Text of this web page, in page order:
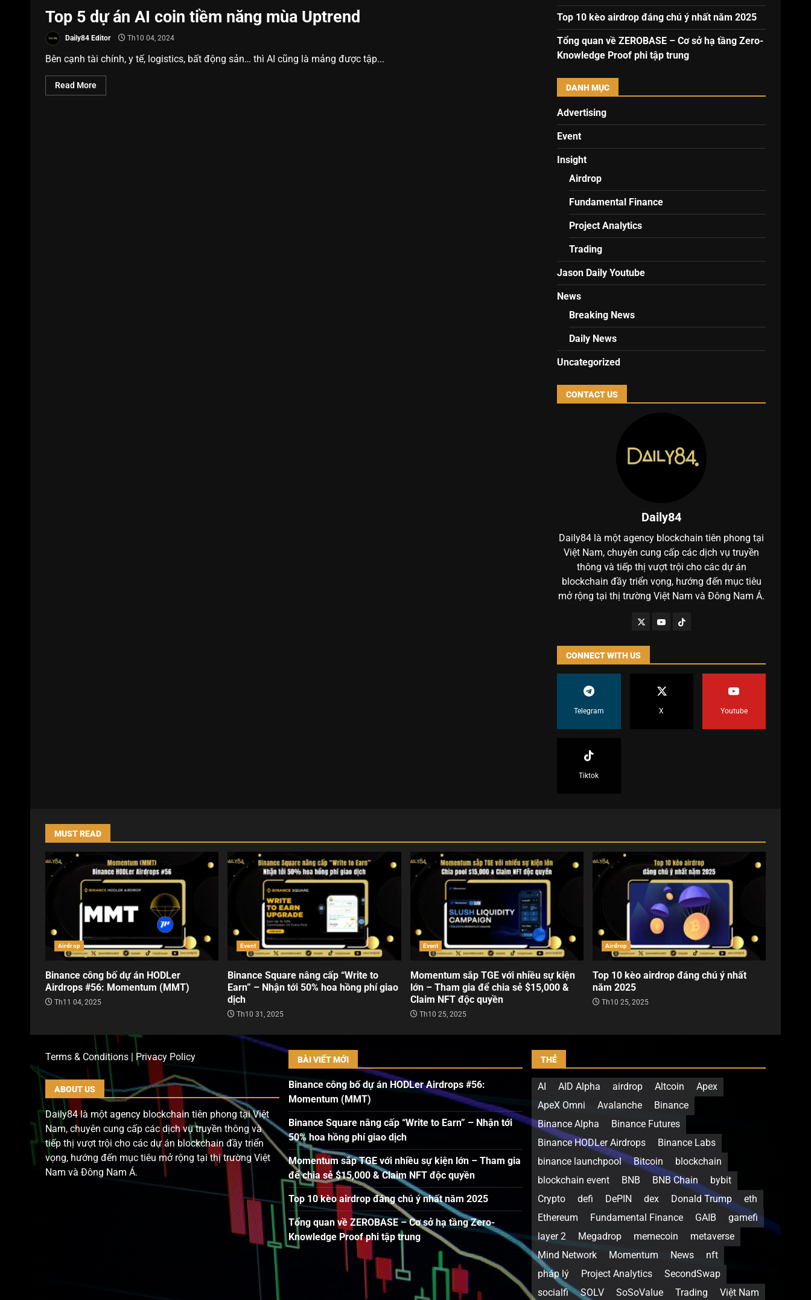
Top 5 dự án AI coin tiềm năng mùa Uptrend
Daily84 Editor Th10 04, 2024
Bên cạnh tài chính, y tế, logistics, bất động sản… thì AI cũng là mảng được tập...
Read More
Top 10 kèo airdrop đáng chú ý nhất năm 2025
Tổng quan về ZEROBASE – Cơ sở hạ tầng Zero-
Knowledge Proof phi tập trung
DANH MỤC
Advertising
Event
Insight
Airdrop
Fundamental Finance
Project Analytics
Trading
Jason Daily Youtube
News
Breaking News
Daily News
Uncategorized
CONTACT US
Daily84
Daily84 là một agency blockchain tiên phong tại
Việt Nam, chuyên cung cấp các dịch vụ truyền
thông và tiếp thị vượt trội cho các dự án
blockchain đầy triển vọng, hướng đến mục tiêu
mở rộng tại thị trường Việt Nam và Đông Nam Á.
CONNECT WITH US
Telegram X Youtube
Tiktok
MUST READ
Airdrop
Binance công bố dự án HODLer
Airdrops #56: Momentum (MMT)
Th11 04, 2025
Event
Binance Square nâng cấp “Write to
Earn” – Nhận tới 50% hoa hồng phí giao
dịch
Th10 31, 2025
Event
Momentum sắp TGE với nhiều sự kiện
lớn – Tham gia để chia sẻ $15,000 &
Claim NFT độc quyền
Th10 25, 2025
Airdrop
Top 10 kèo airdrop đáng chú ý nhất
năm 2025
Th10 25, 2025
Terms & Conditions | Privacy Policy
ABOUT US
Daily84 là một agency blockchain tiên phong tại Việt
Nam, chuyên cung cấp các dịch vụ truyền thông và
tiếp thị vượt trội cho các dự án blockchain đầy triển
vọng, hướng đến mục tiêu mở rộng tại thị trường Việt
Nam và Đông Nam Á.
BÀI VIẾT MỚI
Binance công bố dự án HODLer Airdrops #56:
Momentum (MMT)
Binance Square nâng cấp “Write to Earn” – Nhận tới
50% hoa hồng phí giao dịch
Momentum sắp TGE với nhiều sự kiện lớn – Tham gia
để chia sẻ $15,000 & Claim NFT độc quyền
Top 10 kèo airdrop đáng chú ý nhất năm 2025
Tổng quan về ZEROBASE – Cơ sở hạ tầng Zero-
Knowledge Proof phi tập trung
THẺ
AI AID Alpha airdrop Altcoin
Apex
ApeX Omni
Avalanche
Binance
Binance Alpha
Binance Futures
Binance HODLer Airdrops
Binance Labs
binance launchpool
Bitcoin
blockchain
blockchain event
BNB BNB Chain
bybit
Crypto
defi DePIN dex Donald Trump
eth
Ethereum
Fundamental Finance GAIB
gamefi
layer 2
Megadrop memecoin
metaverse
Mind Network
Momentum News
nft
pháp lý
Project Analytics
SecondSwap
socialfi
SOLV SoSoValue Trading Việt Nam